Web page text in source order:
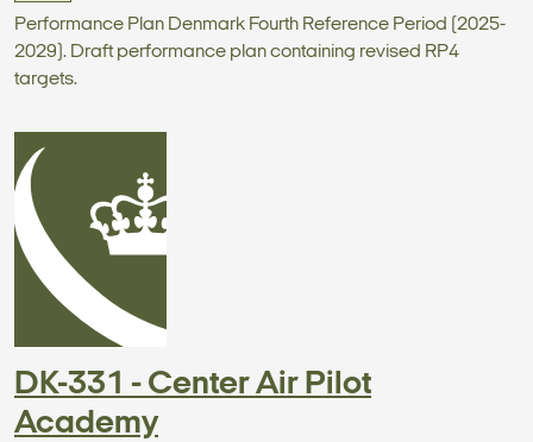
Performance Plan Denmark Fourth Reference Period (2025-
2029). Draft performance plan containing revised RP4
targets.
DK-331 - Center Air Pilot
Academy